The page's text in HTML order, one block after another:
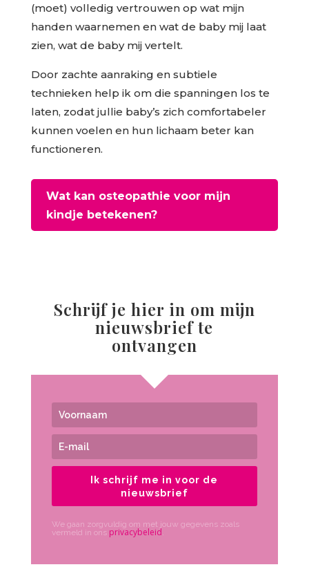
(moet) volledig vertrouwen op wat mijn
handen waarnemen en wat de baby mij laat
zien, wat de baby mij vertelt.
Door zachte aanraking en subtiele
technieken help ik om die spanningen los te
laten, zodat jullie baby’s zich comfortabeler
kunnen voelen en hun lichaam beter kan
functioneren.
Wat kan osteopathie voor mijn
kindje betekenen?
Schrijf je hier in om mijn
nieuwsbrief te
ontvangen
Ik schrijf me in voor de
nieuwsbrief
We gaan zorgvuldig om met jouw gegevens zoals
vermeld in ons privacybeleid.